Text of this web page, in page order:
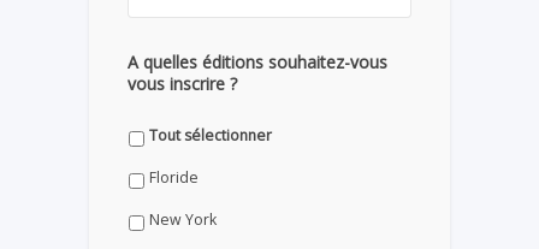
A quelles éditions souhaitez-vous
vous inscrire ?
Tout sélectionner
Floride
New York